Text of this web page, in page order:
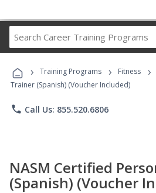
Career
Programs
› Training Programs › Fitness ›
Trainer (Spanish) (Voucher Included)
phone Call Us: 855.520.6806
NASM Certified
(Spanish) (Voucher